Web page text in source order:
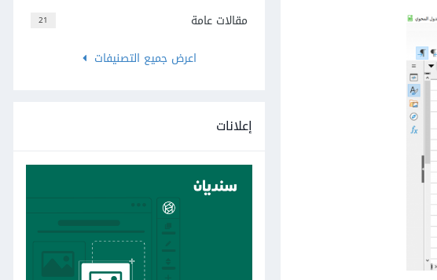
21
مقالات عامة
اعرض جميع التصنيفات
إعلانات